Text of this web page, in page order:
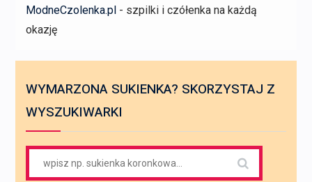
ModneCzolenka.pl- szpilki i czółenka na każdą
okazję
WYMARZONA SUKIENKA? SKORZYSTAJ Z
WYSZUKIWARKI
for: